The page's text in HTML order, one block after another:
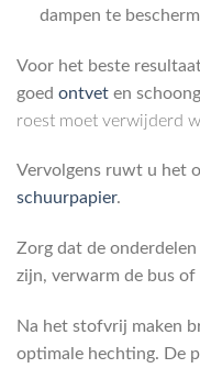
dampen te
Voor het beste
goed ontvet en
roest moet verwijderd
Vervolgens ruwt u het
schuurpapier.
Zorg dat de
zijn, verwarm de bus
Na het stofvrij maken
optimale hechting. De